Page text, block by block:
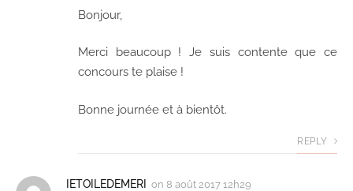
Bonjour,
Merci beaucoup ! Je suis contente que ce
concours te plaise !
Bonne journée et à bientôt.
REPLY
IETOILEDEMERI on 8 août 2017 12h29